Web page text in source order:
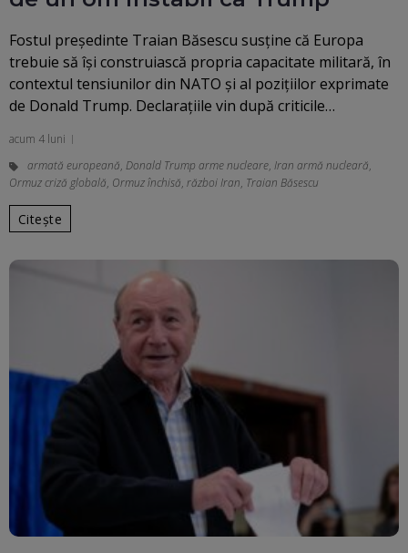
Fostul președinte Traian Băsescu susține că Europa
trebuie să își construiască propria capacitate militară, în
contextul tensiunilor din NATO și al pozițiilor exprimate
de Donald Trump. Declarațiile vin după criticile…
acum 4 luni
armată europeană, Donald Trump arme nucleare, Iran armă nucleară,
Ormuz criză globală, Ormuz închisă, război Iran, Traian Băsescu
Citește